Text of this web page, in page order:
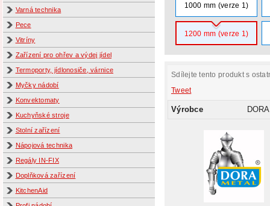
Varná technika
Pece
Vitríny
Zařízení pro ohřev a výdej jídel
Termoporty, jídlonosiče, várnice
Myčky nádobí
Konvektomaty
Kuchyňské stroje
Stolní zařízení
Nápojová technika
Regály IN-FIX
Doplňková zařízení
KitchenAid
1000 mm (verze 1)
1200 mm (verze 1)
Sdílejte tento produkt s
Tweet
Výrobce